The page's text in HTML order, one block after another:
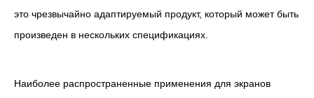
это чрезвычайно адаптируемый продукт, который может быть
произведен в нескольких спецификациях.
Наиболее распространенные применения для экранов